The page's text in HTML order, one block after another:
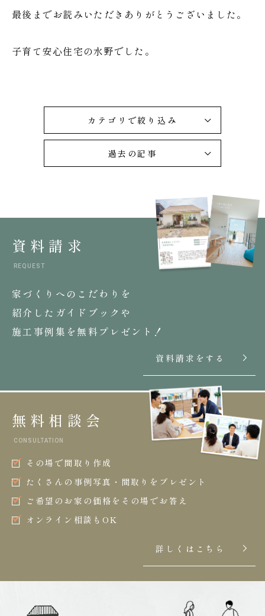
最後までお読みいただきありがとうございました。
子育て安心住宅の水野でした。
カテゴリで絞り込み
過去の記事
資料請求
REQUEST
家づくりへのこだわりを
紹介したガイドブックや
施工事例集を無料プレゼント！
資料請求をする
無料相談会
CONSULTATION
その場で間取り作成
たくさんの事例写真・間取りをプレゼント
ご希望のお家の価格をその場でお答え
オンライン相談もOK
詳しくはこちら